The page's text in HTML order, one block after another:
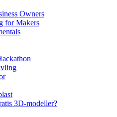
Owners
for Makers
3D-modeller?